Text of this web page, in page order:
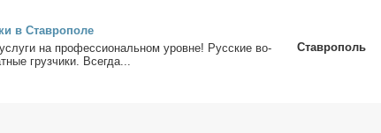
в Став­ро­по­ле
на про­фес­сио­наль­ном уровне! Рус­ские во­
груз­чи­ки. Все­гда...
Ставрополь